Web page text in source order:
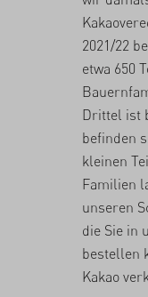
2021/22
etwa 650
Drittel ist
befinden
kleinen
Familien
unseren
die Sie in
bestellen
Kakao